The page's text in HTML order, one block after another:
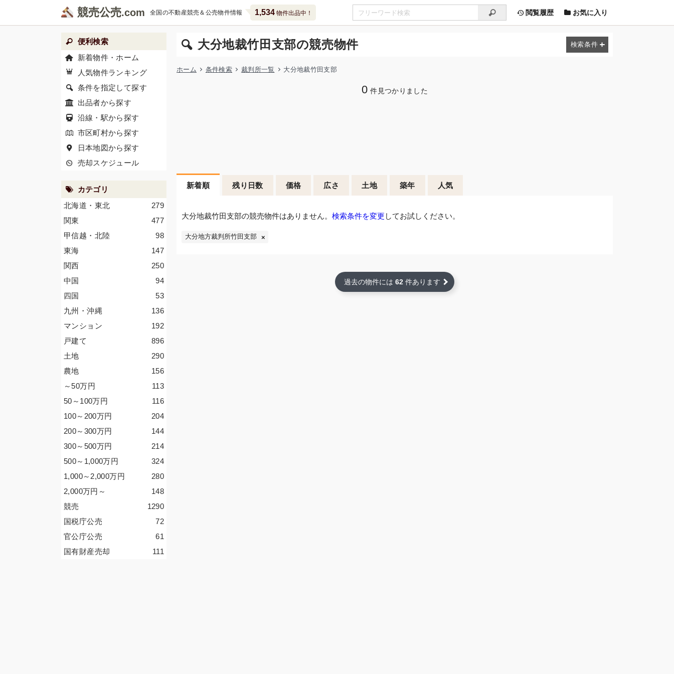
競売公売 全国の不動産競売＆公売物件情報 1,534物件出品中！ 閲覧履歴 お気に入り
大分地裁竹田支部の競売物件
ホーム 条件検索 裁判所一覧 大分地裁竹田支部
0 件見つかりました
新着順 残り日数 価格 広さ 土地 築年 人気
大分地裁竹田支部の競売物件はありません。 検索条件を変更 してお試しください。
大分地方裁判所竹田支部
過去の物件には 62 件あります
便利検索
新着物件・ホーム
人気物件ランキング
条件を指定して探す
出品者から探す
沿線・駅から探す
市区町村から探す
日本地図から探す
売却スケジュール
カテゴリ
279
北海道・東北
477
関東
98
甲信越・北陸
147
東海
250
関西
94
中国
53
四国
136
九州・沖縄
192
マンション
896
戸建て
290
土地
156
農地
113
～50万円
116
50～100万円
204
100～200万円
144
200～300万円
214
300～500万円
324
500～1,000万円
280
1,000～2,000万円
148
2,000万円 ～
1290
競売
72
国税庁公売
61
官公庁公売
111
国有財産売却